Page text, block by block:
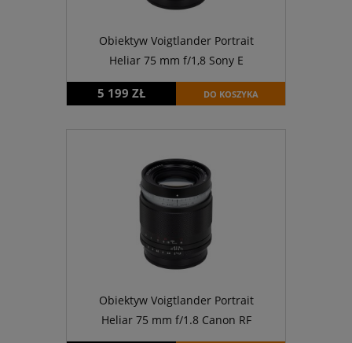
Obiektyw Voigtlander Portrait
Heliar 75 mm f/1,8 Sony E
5 199 ZŁ DO KOSZYKA
Obiektyw Voigtlander Portrait
Heliar 75 mm f/1.8 Canon RF